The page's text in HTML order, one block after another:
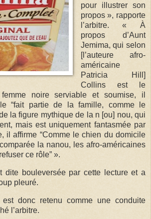
pour illustrer son
propos », rapporte
l’arbitre. « À
propos d’Aunt
Jemima, qui selon
[l’auteure afro-
américaine
Patricia Hill]
Collins est le
noire serviable et soumise, il
“fait partie de la famille, comme le
la figure mythique de la n [ou] nou, qui
mais est uniquement fantasmée par
il affirme “Comme le chien du domicile
la nanou, les afro-américaines
ce rôle” ».
dite bouleversée par cette lecture et a
pleuré.
donc retenu comme une conduite
l’arbitre.